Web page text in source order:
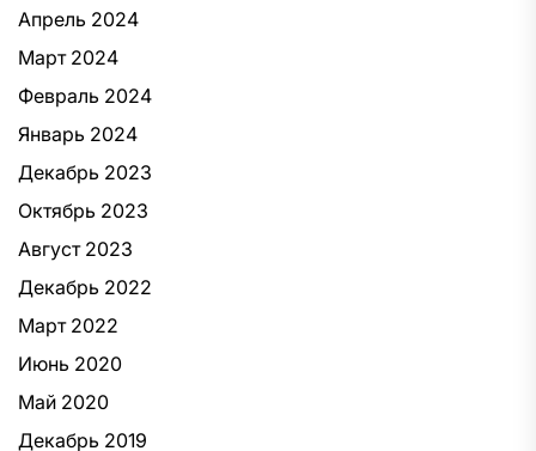
Апрель 2024
Март 2024
Февраль 2024
Январь 2024
Декабрь 2023
Октябрь 2023
Август 2023
Декабрь 2022
Март 2022
Июнь 2020
Май 2020
Декабрь 2019